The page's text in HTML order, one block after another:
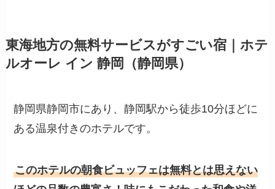
東海地方の無料サービスがすごい宿｜ホテ
ルオーレ イン 静岡（静岡県）
静岡県静岡市にあり、静岡駅から徒歩10分ほどに
ある温泉付きのホテルです。
このホテルの朝食ビュッフェは無料とは思えない